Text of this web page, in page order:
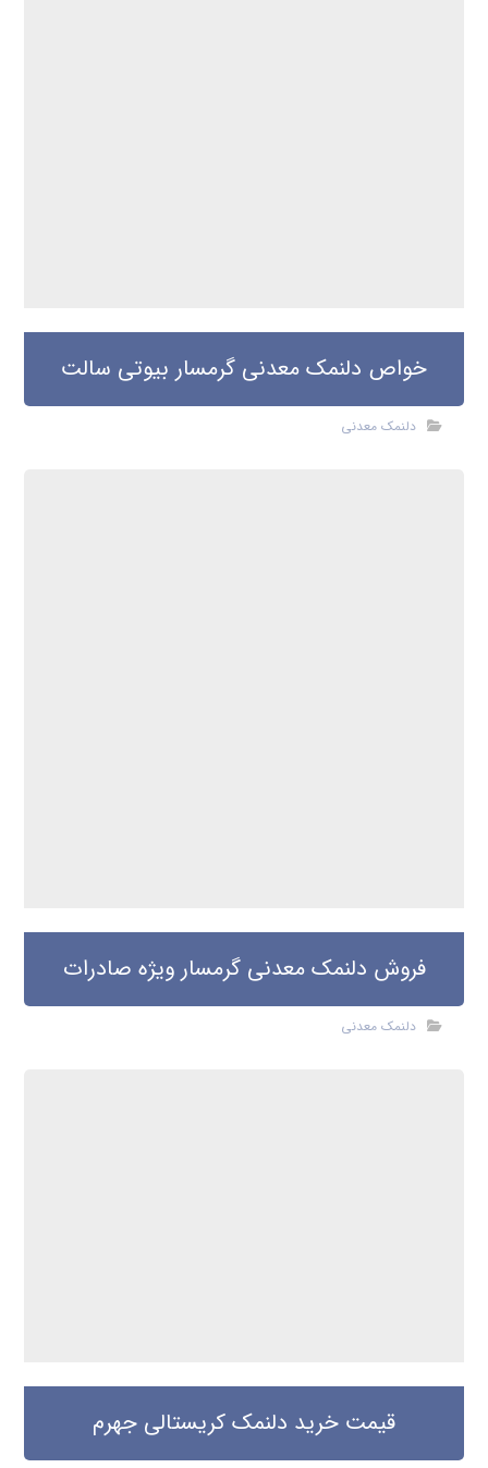
خواص دلنمک معدنی گرمسار بیوتی سالت
دلنمک معدنی
فروش دلنمک معدنی گرمسار ویژه صادرات
دلنمک معدنی
قیمت خرید دلنمک کریستالی جهرم